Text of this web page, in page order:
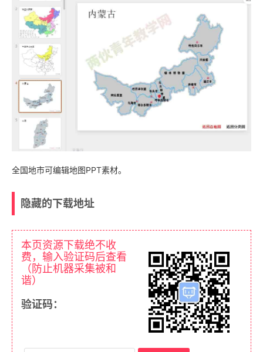
全国地市可编辑地图PPT素材。
隐藏的下载地址
本页资源下载绝不收
费，输入验证码后查看
（防止机器采集被和
谐）
验证码：